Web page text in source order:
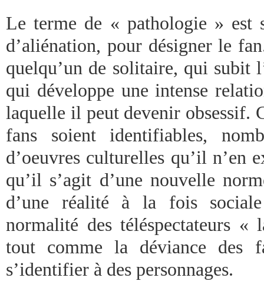
Le terme de « pathologie » est
d’aliénation, pour désigner le
quelqu’un de solitaire, qui subit
qui développe une intense
laquelle il peut devenir obsessif.
fans soient identifiables,
d’oeuvres culturelles qu’il n’en
qu’il s’agit d’une nouvelle
d’une réalité à la fois
normalité des téléspectateurs «
tout comme la déviance des
s’identifier à des personnages.